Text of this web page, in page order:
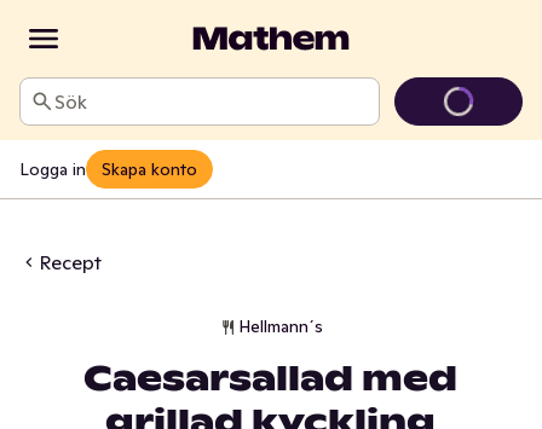
Sök
Logga in Skapa konto
Recept
Hellmann´s
Caesarsallad med